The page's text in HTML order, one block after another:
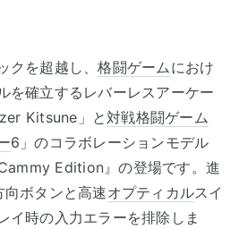
クを超越し、格闘ゲームにおけ
を確立するレバーレスアーケー
Kitsune」と 対戦格闘ゲーム
6」のコラボレーションモデル
Edition』の登場です。進
ボタンと高速オプティカルスイ
イ時の入力エラーを排除しま